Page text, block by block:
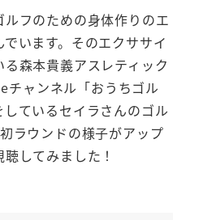
フのための身体作りのエ
います。そのエクササイ
森本貴義アスレティック
チャンネル「おうちゴル
ているセイラさんのゴル
ラウンドの様子がアップ
してみました！